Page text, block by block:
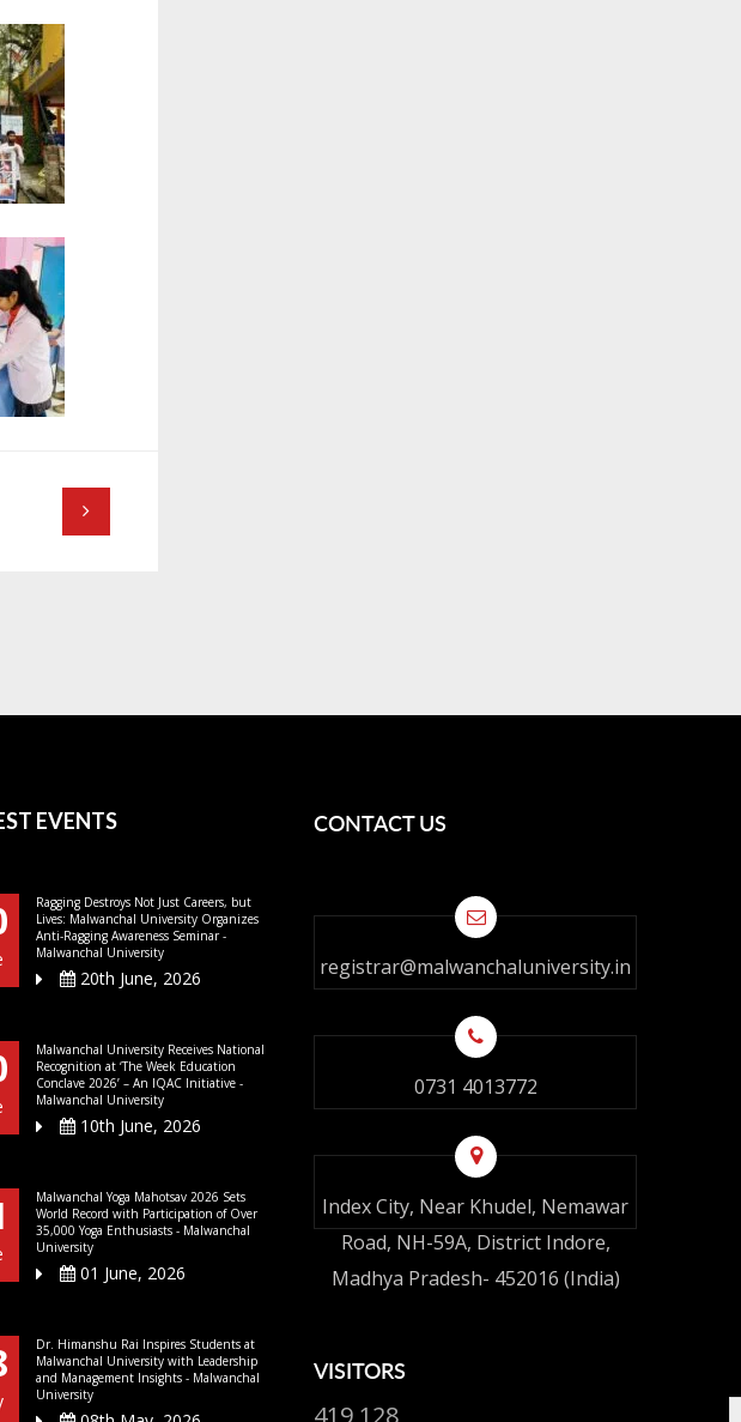
EVENTS
Ragging Destroys Not Just Careers, but
Lives: Malwanchal University Organizes
Anti-Ragging Awareness Seminar -
Malwanchal University
20th June, 2026
Malwanchal University Receives National
Recognition at ‘The Week Education
Conclave 2026’ – An IQAC Initiative -
Malwanchal University
10th June, 2026
Malwanchal Yoga Mahotsav 2026 Sets
World Record with Participation of Over
35,000 Yoga Enthusiasts - Malwanchal
University
01 June, 2026
Dr. Himanshu Rai Inspires Students at
Malwanchal University with Leadership
and Management Insights - Malwanchal
University
CONTACT US
registrar@malwanchaluniversity.in
0731 4013772
Index City, Near Khudel, Nemawar
Road, NH-59A, District Indore,
Madhya Pradesh- 452016 (India)
VISITORS
419,128